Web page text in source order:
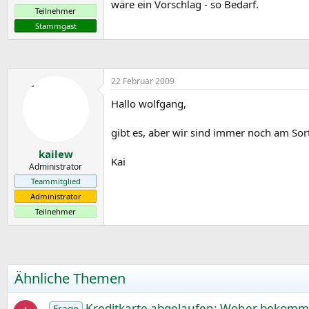
e
Teilnehmer
Stammgast
wäre ein Vorschlag - so Bedarf.
kailew
Administrator
Teammitglied
Administrator
Teilnehmer
22 Februar 2009
Hallo wolfgang,
gibt es, aber wir sind immer noch am
Kai
Ähnliche Themen